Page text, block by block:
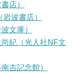
店）
波書店）
文庫）
紀（光人社NF文
吉記念館）